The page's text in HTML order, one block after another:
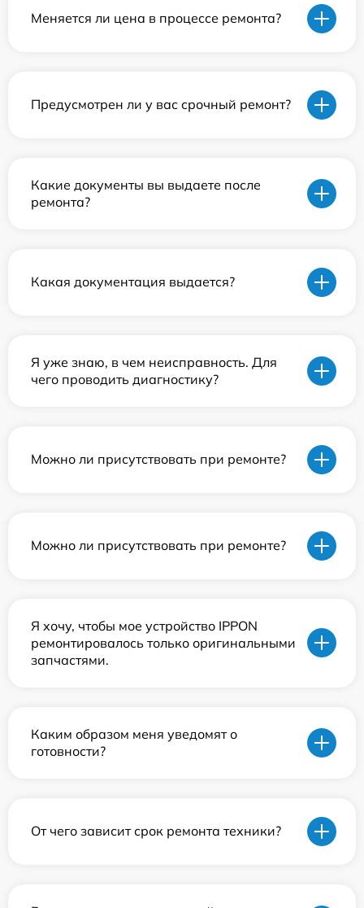
Меняется ли цена в процессе ремонта?
Предусмотрен ли у вас срочный ремонт?
Какие документы вы выдаете после
ремонта?
Какая документация выдается?
Я уже знаю, в чем неисправность. Для
чего проводить диагностику?
Можно ли присутствовать при ремонте?
Можно ли присутствовать при ремонте?
Я хочу, чтобы мое устройство IPPON
ремонтировалось только оригинальными
запчастями.
Каким образом меня уведомят о
готовности?
От чего зависит срок ремонта техники?